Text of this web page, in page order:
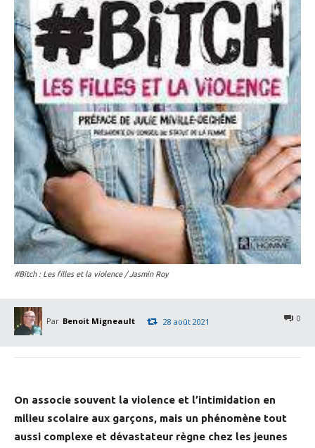
#Bitch : Les filles et la violence / Jasmin Roy
Par Benoit Migneault 0
28 août 2021
On associe souvent la violence et l’intimidation en
milieu scolaire aux garçons, mais un phénomène tout
aussi complexe et dévastateur règne chez les jeunes